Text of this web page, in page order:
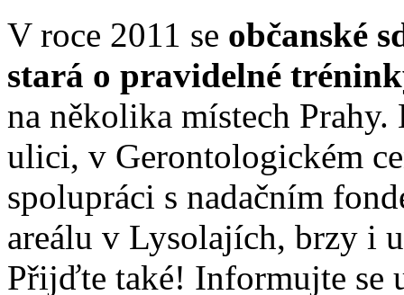
V roce 2011 se občanské
stará o pravidelné
na několika místech
ulici, v Gerontologickém
spolupráci s nadačním
areálu v Lysolajích, brzy i
Přijďte také! Informujte se